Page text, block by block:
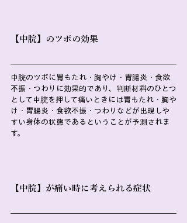
【中脘】のツボの効果
中脘のツボに胃もたれ・胸やけ・胃腸炎・食欲
不振・つわりに効果的であり、判断材料のひとつ
として中脘を押して痛いときには胃もたれ・胸や
け・胃腸炎・食欲不振・つわりなどが出現しや
すい身体の状態であるということが予測されま
す。
【中脘】が痛い時に考えられる症状